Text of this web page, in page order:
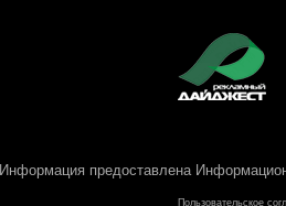
Информация предоставлена
Пользовательское